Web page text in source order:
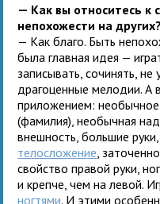
— Как вы относитесь к
непохожести на других?
— Как благо. Быть
была главная идея —
записывать, сочинять, не
драгоценные мелодии. А
приложением:
(фамилия), необычная
внешность, большие
телосложение ,
свойство правой руки,
и крепче, чем на левой.
ногтями. И этими